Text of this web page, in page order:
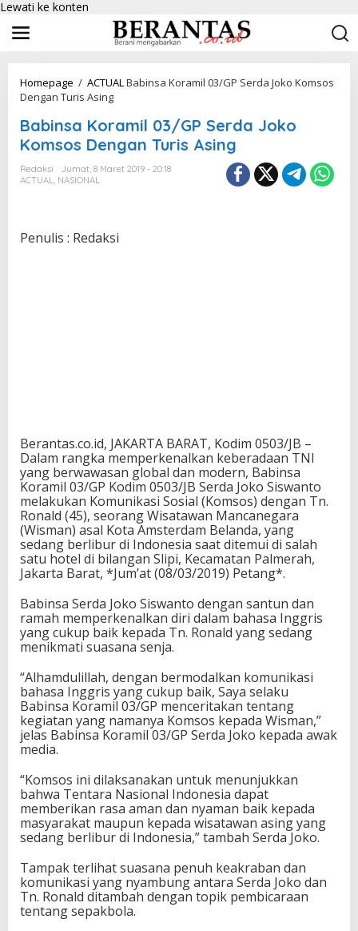
Lewati ke konten
Homepage / ACTUALBabinsa Koramil 03/GP Serda Joko Komsos
Dengan Turis Asing
Babinsa Koramil 03/GP Serda Joko
Komsos Dengan Turis Asing
Redaksi
Jumat, 8 Maret 2019 - 20:18
ACTUAL, NASIONAL
Penulis : Redaksi
Berantas.co.id, JAKARTA BARAT, Kodim 0503/JB –
Dalam rangka memperkenalkan keberadaan TNI
yang berwawasan global dan modern, Babinsa
Koramil 03/GP Kodim 0503/JB Serda Joko Siswanto
melakukan Komunikasi Sosial (Komsos) dengan Tn.
Ronald (45), seorang Wisatawan Mancanegara
(Wisman) asal Kota Amsterdam Belanda, yang
sedang berlibur di Indonesia saat ditemui di salah
satu hotel di bilangan Slipi, Kecamatan Palmerah,
Jakarta Barat, *Jum’at (08/03/2019) Petang*.
Babinsa Serda Joko Siswanto dengan santun dan
ramah memperkenalkan diri dalam bahasa Inggris
yang cukup baik kepada Tn. Ronald yang sedang
menikmati suasana senja.
“Alhamdulillah, dengan bermodalkan komunikasi
bahasa Inggris yang cukup baik, Saya selaku
Babinsa Koramil 03/GP menceritakan tentang
kegiatan yang namanya Komsos kepada Wisman,”
jelas Babinsa Koramil 03/GP Serda Joko kepada awak
media.
“Komsos ini dilaksanakan untuk menunjukkan
bahwa Tentara Nasional Indonesia dapat
memberikan rasa aman dan nyaman baik kepada
masyarakat maupun kepada wisatawan asing yang
sedang berlibur di Indonesia,” tambah Serda Joko.
Tampak terlihat suasana penuh keakraban dan
komunikasi yang nyambung antara Serda Joko dan
Tn. Ronald ditambah dengan topik pembicaraan
tentang sepakbola.